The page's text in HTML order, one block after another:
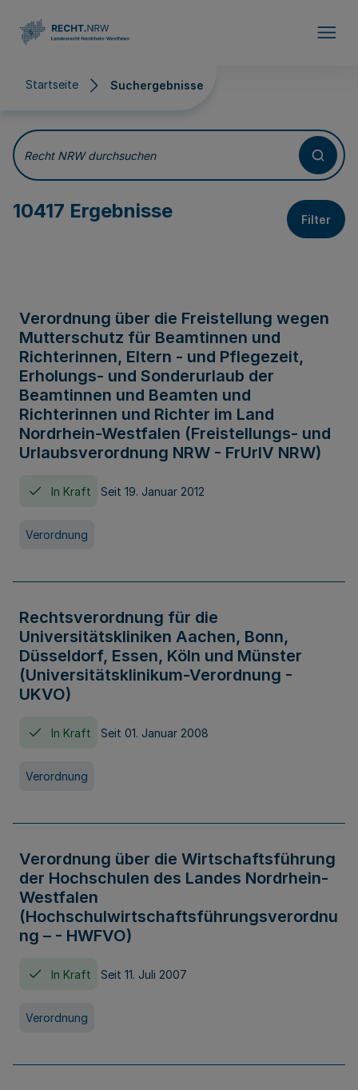
Startseite Suchergebnisse
Suchergebnisse
Recht NRW durchsuchen
10417 Ergebnisse Filter
Verordnung über die Freistellung wegen
Mutterschutz für Beamtinnen und
Richterinnen, Eltern - und Pflegezeit,
Erholungs- und Sonderurlaub der
Beamtinnen und Beamten und
Richterinnen und Richter im Land
Nordrhein-Westfalen (Freistellungs- und
Urlaubsverordnung NRW - FrUrlV NRW)
In Kraft Seit 19. Januar 2012
Verordnung
Rechtsverordnung für die
Universitätskliniken Aachen, Bonn,
Düsseldorf, Essen, Köln und Münster
(Universitätsklinikum-Verordnung -
UKVO)
In Kraft Seit 01. Januar 2008
Verordnung
Verordnung über die Wirtschaftsführung
der Hochschulen des Landes Nordrhein-
Westfalen
(Hochschulwirtschaftsführungsverordnu
ng – - HWFVO)
In Kraft Seit 11. Juli 2007
Verordnung